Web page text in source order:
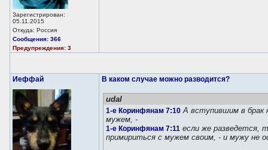
Зарегистрирован:
05.11.2015
Откуда: Россия
Сообщения: 366
Предупреждения: 3
Иеффай В каком случае можно разводится?
udal
1-е Коринфянам 7:10 А вступившим в брак
мужем, -
1-е Коринфянам 7:11 если же разведется,
примириться с мужем своим, - и мужу не